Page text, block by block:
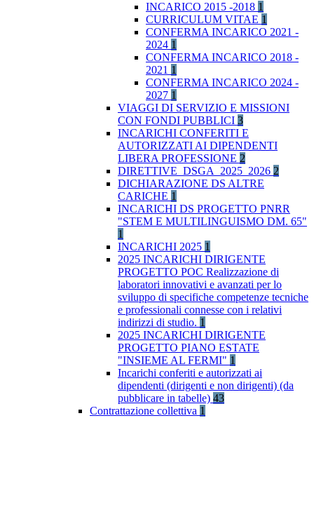
INCARICO 2015 -2018 1
CURRICULUM VITAE 1
CONFERMA INCARICO 2021 -
2024 1
CONFERMA INCARICO 2018 -
2021 1
CONFERMA INCARICO 2024 -
2027 1
VIAGGI DI SERVIZIO E MISSIONI
CON FONDI PUBBLICI 3
INCARICHI CONFERITI E
AUTORIZZATI AI DIPENDENTI
LIBERA PROFESSIONE 2
DIRETTIVE_DSGA_2025_2026 2
DICHIARAZIONE DS ALTRE
CARICHE 1
INCARICHI DS PROGETTO PNRR
"STEM E MULTILINGUISMO DM. 65"
1
INCARICHI 2025 1
2025 INCARICHI DIRIGENTE
PROGETTO POC Realizzazione di
laboratori innovativi e avanzati per lo
sviluppo di specifiche competenze tecniche
e professionali connesse con i relativi
indirizzi di studio. 1
2025 INCARICHI DIRIGENTE
PROGETTO PIANO ESTATE
"INSIEME AL FERMI" 1
Incarichi conferiti e autorizzati ai
dipendenti (dirigenti e non dirigenti) (da
pubblicare in tabelle) 43
Contrattazione collettiva 1